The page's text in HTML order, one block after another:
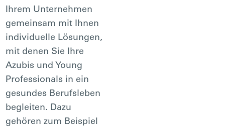
Ihrem Unternehmen
gemeinsam mit Ihnen
individuelle Lösungen,
mit denen Sie Ihre
Azubis und Young
Professionals in ein
gesundes Berufsleben
begleiten. Dazu
gehören zum Beispiel